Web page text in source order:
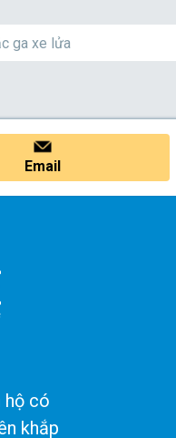
Email
hộ có
khắp